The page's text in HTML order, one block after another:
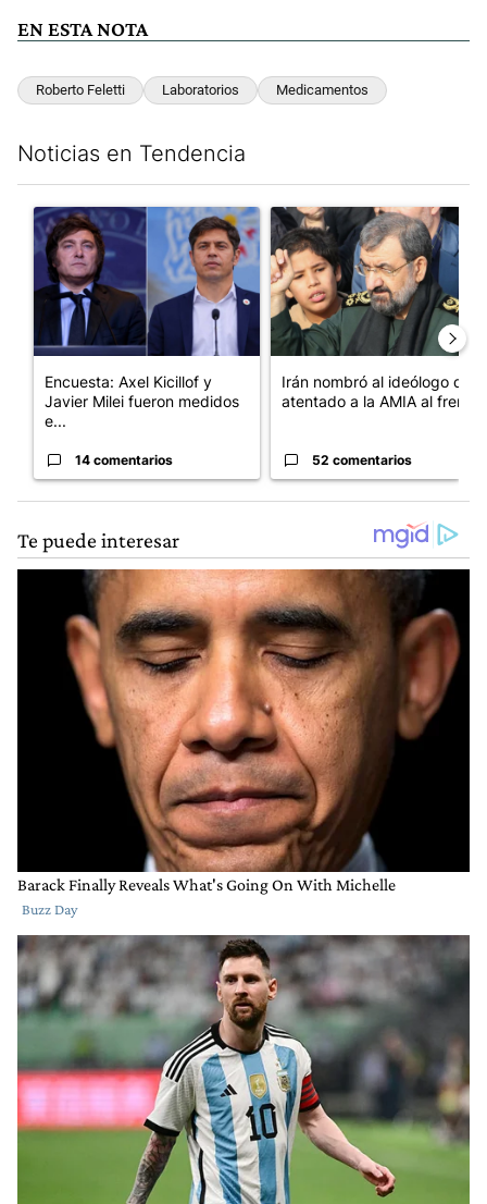
EN ESTA NOTA
Roberto Feletti Laboratorios Medicamentos
Noticias en Tendencia
Un artículo de tendencia con el título "Encuesta: Axel Kicillof y
Encuesta: Axel Kicillof y
Javier Milei fueron medidos
e...
14 comentarios
Un artículo de tendencia con
Irán nombró al ideólogo del
atentado a la AMIA al frent...
52 comentarios